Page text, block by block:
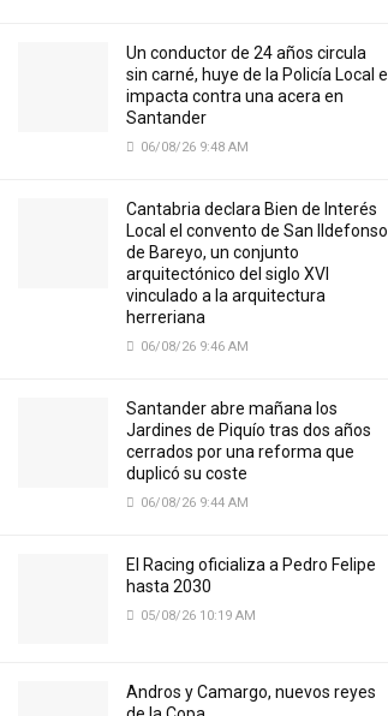
Un conductor de 24 años circula
sin carné, huye de la Policía Local e
impacta contra una acera en
Santander
06/08/26 9:48 AM
Cantabria declara Bien de Interés
Local el convento de San Ildefonso
de Bareyo, un conjunto
arquitectónico del siglo XVI
vinculado a la arquitectura
herreriana
06/08/26 9:46 AM
Santander abre mañana los
Jardines de Piquío tras dos años
cerrados por una reforma que
duplicó su coste
06/08/26 9:44 AM
El Racing oficializa a Pedro Felipe
hasta 2030
05/08/26 10:19 AM
Andros y Camargo, nuevos reyes